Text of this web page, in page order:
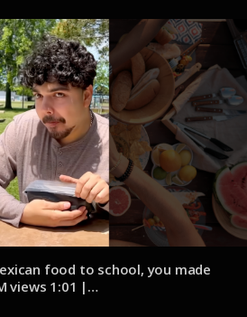
food to school, you made
views 1:01 |